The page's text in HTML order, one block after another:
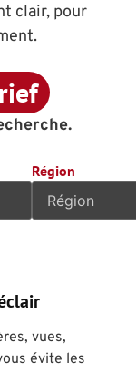
clair, pour
Région
vues,
évite les